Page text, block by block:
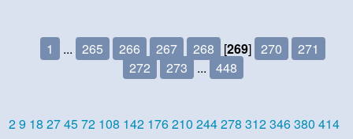
1 ... 265 266 267 268 [269] 270
271
272
273 ... 448
29 18 274572 108 142 176210 244278 312346380 414